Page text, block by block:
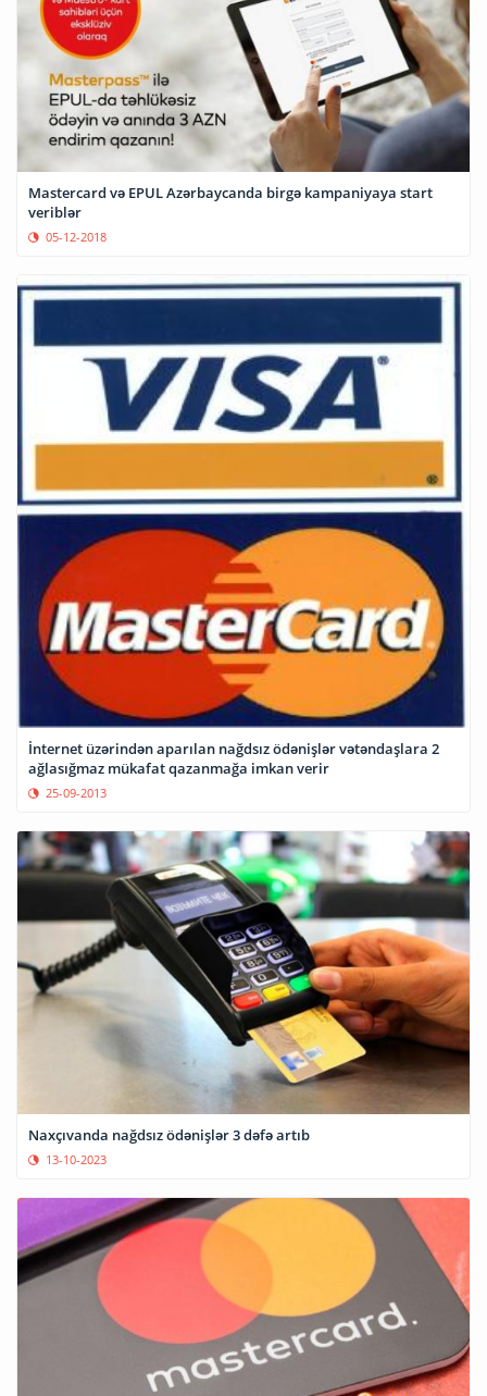
Mastercard və EPUL Azərbaycanda birgə kampaniyaya start
veriblər
05-12-2018
İnternet üzərindən aparılan nağdsız ödənişlər vətəndaşlara 2
ağlasığmaz mükafat qazanmağa imkan verir
25-09-2013
Naxçıvanda nağdsız ödənişlər 3 dəfə artıb
13-10-2023